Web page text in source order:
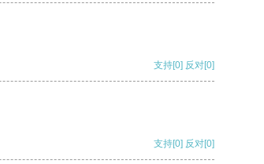
支持[0] 反对[0]
支持[0] 反对[0]